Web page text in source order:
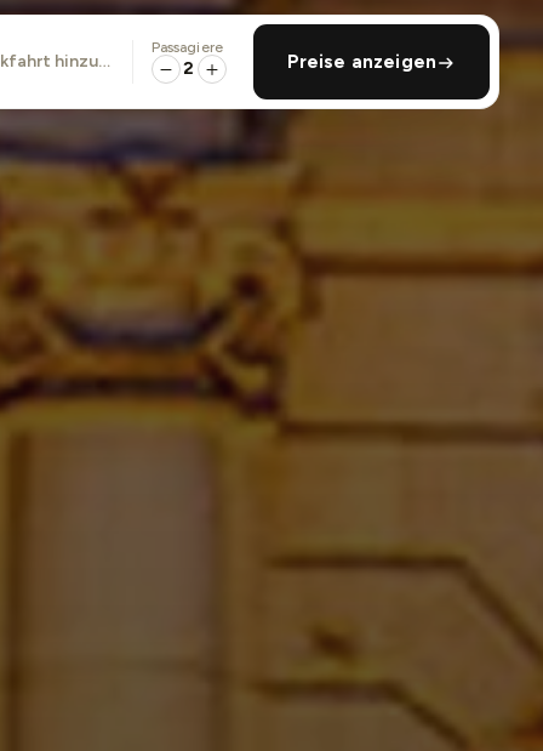
hinzufügen
Passagiere
2 Preise anzeigen